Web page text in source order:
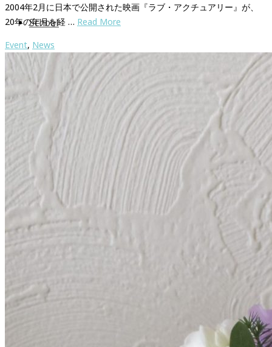
School
Access
Contact
2004年2月に日本で公開された映画『ラブ・アクチュアリー』が、
20年の年月を経 … Read More
Event, News